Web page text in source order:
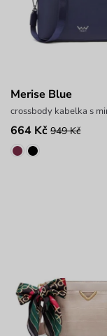
Merise Blue
664 Kč 949 Kč